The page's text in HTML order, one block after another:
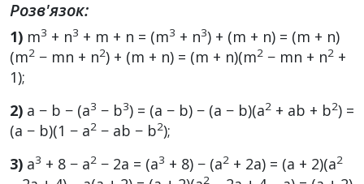
Розв'язок:
1) m3 + n3 + m + n = (m3 + n3) + (m + n) = (m + n)
(m2 − mn + n2) + (m + n) = (m + n)(m2 − mn + n2 +
1);
2) a − b − (a3 − b3) = (a − b) − (a − b)(a2 + ab + b2) =
(a − b)(1 − a2 − ab − b2);
3) a3 + 8 − a2 − 2a = (a3 + 8) − (a2 + 2a) = (a + 2)(a2
2